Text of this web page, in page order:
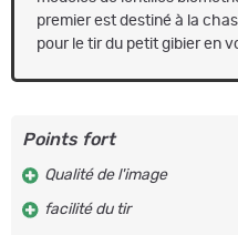
premier est destiné à la
pour le tir du petit gibier en
Points fort
Qualité de l'image
facilité du tir